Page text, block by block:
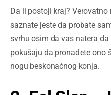
Da li postoji kraj? Verovatno
saznate jeste da probate
svrhu osim da vas natera
pokušaju da pronađete ono
nogu beskonačnog konja.